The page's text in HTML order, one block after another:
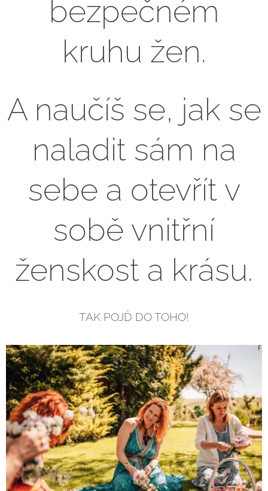
bezpečném
kruhu žen.
A naučíš se, jak se
naladit sám na
sebe a otevřít v
sobě vnitřní
ženskost a krásu.
TAK POJĎ DO TOHO!